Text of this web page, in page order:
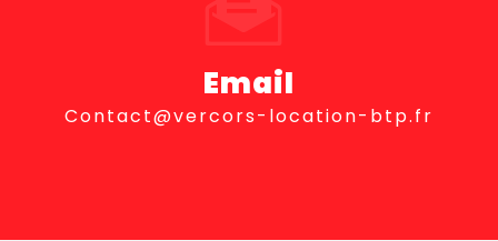
Email
contact@vercors-location-btp.fr